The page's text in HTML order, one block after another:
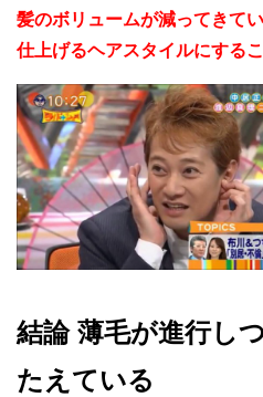
髪のボリュームが減ってきて
仕上げるヘアスタイルにする
結論 薄毛が進行し
たえている